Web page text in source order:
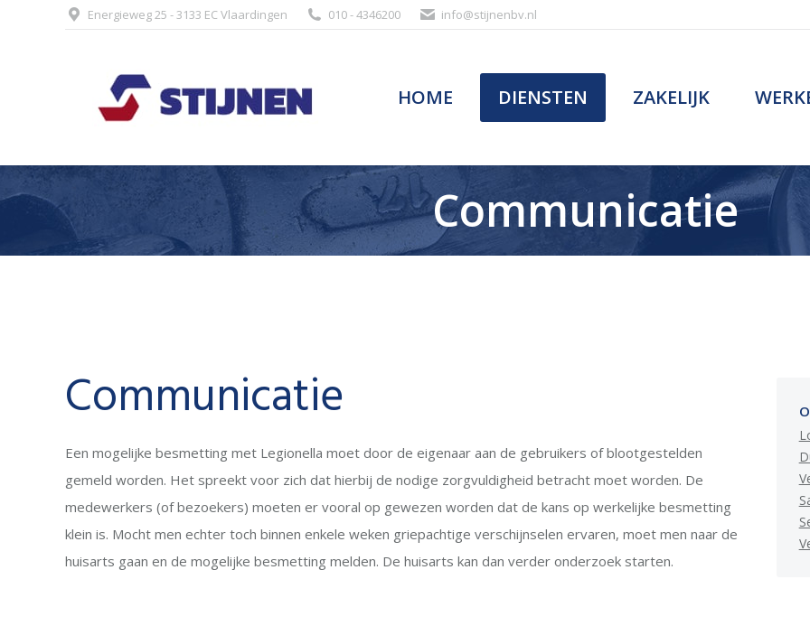
Energieweg 25 - 3133 EC Vlaardingen 010 - 4346200 info@stijnenbv.nl
HOME DIENSTEN ZAKELIJK
Communicatie
Communicatie
Een mogelijke besmetting met Legionella moet door de eigenaar aan de gebruikers of blootgestelden
gemeld worden. Het spreekt voor zich dat hierbij de nodige zorgvuldigheid betracht moet worden. De
medewerkers (of bezoekers) moeten er vooral op gewezen worden dat de kans op werkelijke besmetting
klein is. Mocht men echter toch binnen enkele weken griepachtige verschijnselen ervaren, moet men naar de
huisarts gaan en de mogelijke besmetting melden. De huisarts kan dan verder onderzoek starten.
HOME DIENSTEN ZAKELIJK